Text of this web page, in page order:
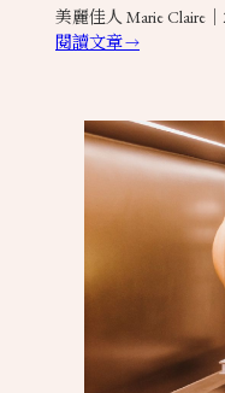
美麗佳人 Marie Claire
閱讀文章→